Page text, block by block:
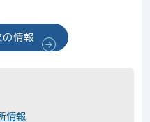
の情報
情報